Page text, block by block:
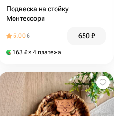
Подвеска на стойку
Монтессори
5.006 650₽
163 ₽ × 4 платежа